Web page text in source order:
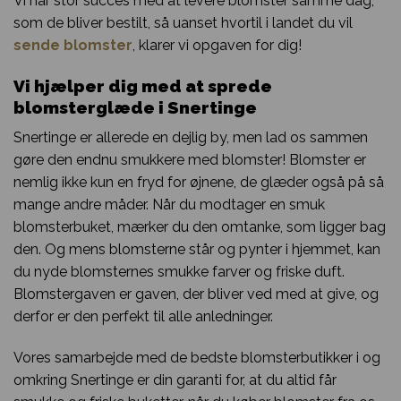
som de bliver bestilt, så uanset hvortil i landet du vil
sende blomster, klarer vi opgaven for dig!
Vi hjælper dig med at sprede
blomsterglæde i Snertinge
Snertinge er allerede en dejlig by, men lad os sammen
gøre den endnu smukkere med blomster! Blomster er
nemlig ikke kun en fryd for øjnene, de glæder også på så
mange andre måder. Når du modtager en smuk
blomsterbuket, mærker du den omtanke, som ligger bag
den. Og mens blomsterne står og pynter i hjemmet, kan
du nyde blomsternes smukke farver og friske duft.
Blomstergaven er gaven, der bliver ved med at give, og
derfor er den perfekt til alle anledninger.
Vores samarbejde med de bedste blomsterbutikker i og
omkring Snertinge er din garanti for, at du altid får